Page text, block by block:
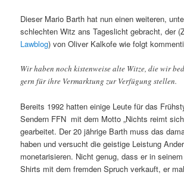
Dieser Mario Barth hat nun einen weiteren,
schlechten Witz ans Tageslicht gebracht, der
Lawblog) von Oliver Kalkofe wie folgt
Wir haben noch kistenweise alte Witze, die wir
gern für ihre Vermarktung zur Verfügung stellen.
Bereits 1992 hatten einige Leute für das
Sendern FFN mit dem Motto „Nichts reimt
gearbeitet. Der 20 jährige Barth muss das
haben und versucht die geistige Leistung
monetarisieren. Nicht genug, dass er in
Shirts mit dem fremden Spruch verkauft, er